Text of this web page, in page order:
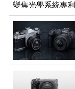
變焦光學系統專